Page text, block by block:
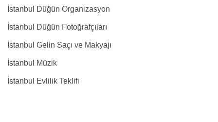
İstanbul Düğün Organizasyon
İstanbul Düğün Fotoğrafçıları
İstanbul Gelin Saçı ve Makyajı
İstanbul Müzik
İstanbul Evlilik Teklifi